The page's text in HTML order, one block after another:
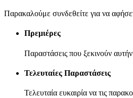
Παρακαλούμε συνδεθείτε για να
Πρεμιέρες
Παραστάσεις που ξεκινούν
Τελευταίες Παραστάσεις
Τελευταία ευκαιρία να τις